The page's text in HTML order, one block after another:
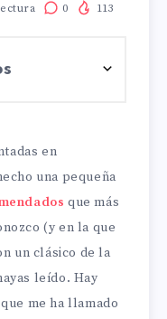
0 113
en
una pequeña
que más
(y en la que
un clásico de la
leído. Hay
me ha llamado